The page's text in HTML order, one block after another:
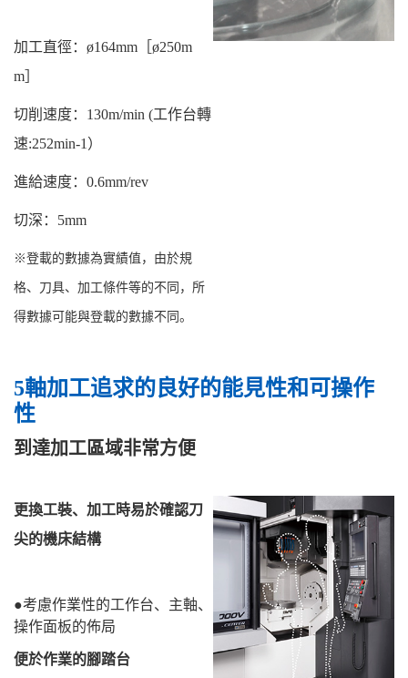
加工直徑：ø164mm［ø250m
m］
切削速度：130m/min (工作台轉
速:252min-1）
進給速度：0.6mm/rev
切深：5mm
※登載的數據為實績值，由於規
格、刀具、加工條件等的不同，所
得數據可能與登載的數據不同。
5軸加工追求的良好的能見性和可操作
性
到達加工區域非常方便
更換工裝、加工時易於確認刀
尖的機床結構
●考慮作業性的工作台、主軸、
操作面板的佈局
便於作業的腳踏台